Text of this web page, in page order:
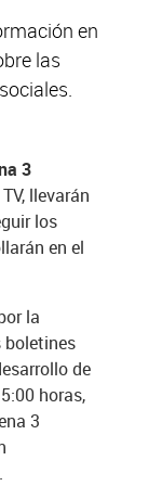
en
las
3
llevarán
los
en el
la
boletines
de
horas,
3